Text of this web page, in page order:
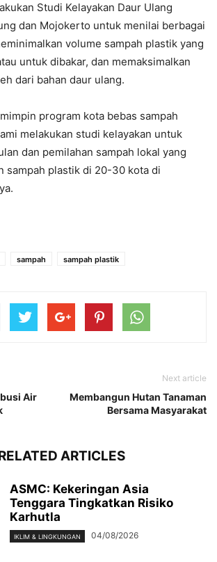
Studi Kelayakan Daur Ulang
dan Mojokerto untuk menilai berbagai
volume sampah plastik yang
untuk dibakar, dan memaksimalkan
dari bahan daur ulang.
program kota bebas sampah
melakukan studi kelayakan untuk
dan pemilahan sampah lokal yang
sampah plastik di 20-30 kota di
sampah sampah plastik
Air
Next article
Membangun Hutan Tanaman
Bersama Masyarakat
ARTICLES
ASMC: Kekeringan Asia
Tenggara Tingkatkan Risiko
Karhutla
IKLIM & LINGKUNGAN 04/08/2026